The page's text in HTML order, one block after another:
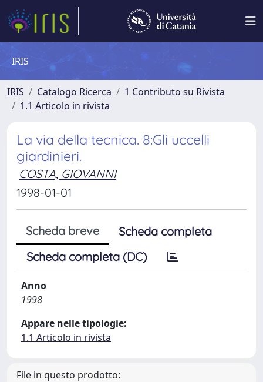
IRIS
IRIS Catalogo Ricerca
1 Contributo su Rivista
1.1 Articolo in rivista
La via della tecnica. 8:Gli uccelli
giardinieri.
COSTA, GIOVANNI
1998-01-01
Scheda breve
Scheda completa
Scheda completa (DC)
Anno
1998
Appare nelle tipologie:
1.1 Articolo in rivista
File in questo prodotto: